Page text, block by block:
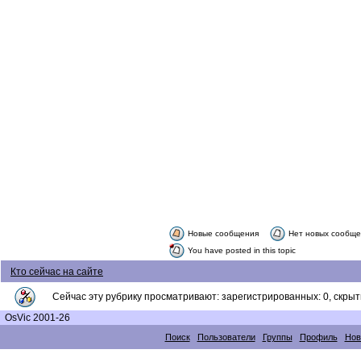
Новые сообщения
Нет новых
You have posted in this topic
Кто сейчас на сайте
Сейчас эту рубрику просматривают: зарегистрированных: 0,
OsVic 2001-26
Поиск Пользователи Группы Профиль